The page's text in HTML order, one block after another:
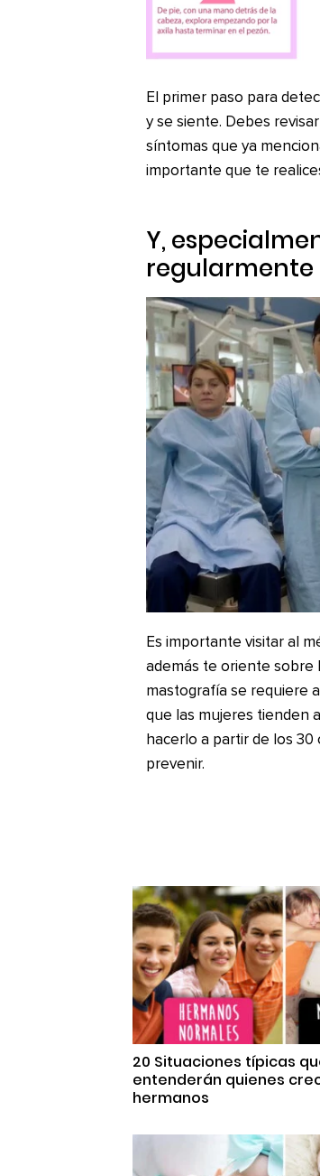
El primer paso para
y se siente. Debes
síntomas que ya
importante que te
Y,
regularmente
Es importante visitar al
además te oriente sobre
mastografía se requiere
que las mujeres tienden
hacerlo a partir de los
prevenir.
20 Situaciones típicas
entenderán quienes
hermanos